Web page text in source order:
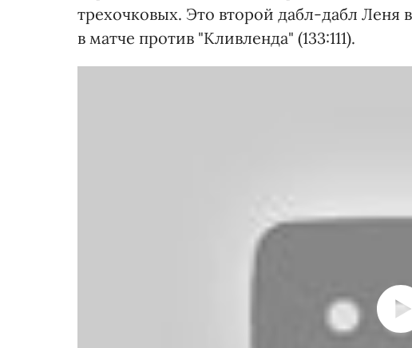
трехочковых. Это второй дабл-дабл Леня
в матче против "Кливленда" (133:111).